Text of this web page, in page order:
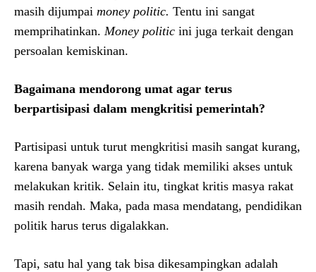
masih dijumpai money politic. Tentu ini sangat
memprihatinkan. Money politic ini juga terkait dengan
persoalan kemiskinan.
Bagaimana mendorong umat agar terus
berpartisipasi dalam mengkritisi pemerintah?
Partisipasi untuk turut mengkritisi masih sangat kurang,
karena banyak warga yang tidak memiliki akses untuk
melakukan kritik. Selain itu, tingkat kritis masya rakat
masih rendah. Maka, pada masa mendatang, pendidikan
politik harus terus digalakkan.
Tapi, satu hal yang tak bisa dikesampingkan adalah